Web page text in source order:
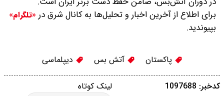
برای اطلاع از آخرین اخبار و تحلیل‌ها به کانال شرق در «تلگرام»
بپیوندید.
پاکستان آتش بس دیپلماسی
لینک کوتاه کدخبر: 1097688